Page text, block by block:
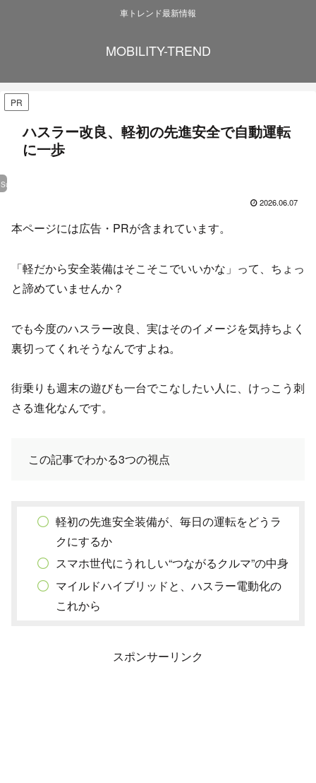
車トレンド最新情報
MOBILITY-TREND
PR
ハスラー改良、軽初の先進安全で自動運転
に一歩
Suzuki
2026.06.07
本ページには広告・PRが含まれています。
「軽だから安全装備はそこそこでいいかな」って、ちょっ
と諦めていませんか？
でも今度のハスラー改良、実はそのイメージを気持ちよく
裏切ってくれそうなんですよね。
街乗りも週末の遊びも一台でこなしたい人に、けっこう刺
さる進化なんです。
この記事でわかる3つの視点
軽初の先進安全装備が、毎日の運転をどうラ
クにするか
スマホ世代にうれしい“つながるクルマ”の中身
マイルドハイブリッドと、ハスラー電動化の
これから
スポンサーリンク